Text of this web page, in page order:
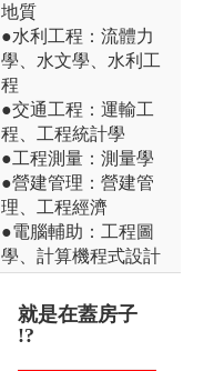
地質
●水利工程：流體力
學、水文學、水利工
程
●交通工程：運輸工
程、工程統計學
●工程測量：測量學
●營建管理：營建管
理、工程經濟
●電腦輔助：工程圖
學、計算機程式設計
建築的出路只
有擔任建築師
就是在蓋房子
!?